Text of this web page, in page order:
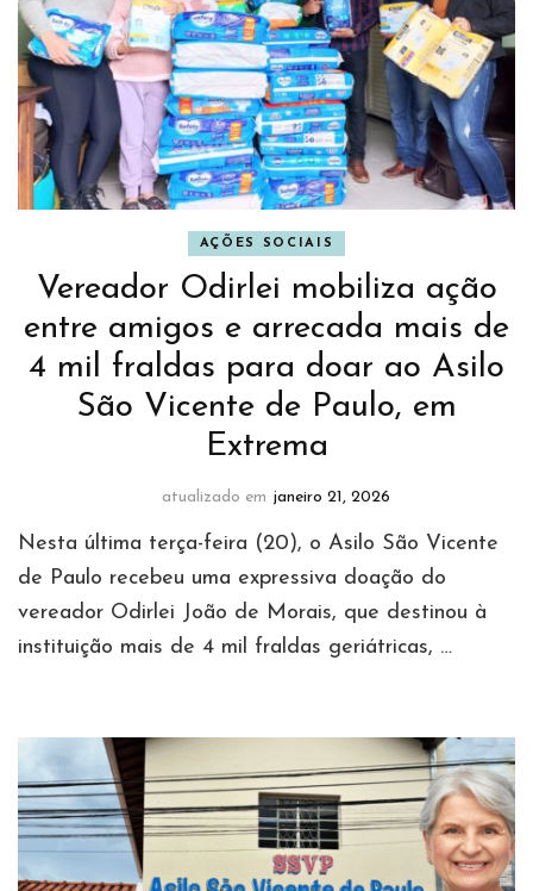
AÇÕES SOCIAIS
Vereador Odirlei mobiliza ação
entre amigos e arrecada mais de
4 mil fraldas para doar ao Asilo
São Vicente de Paulo, em
Extrema
atualizado em janeiro 21, 2026
Nesta última terça-feira (20), o Asilo São Vicente
de Paulo recebeu uma expressiva doação do
vereador Odirlei João de Morais, que destinou à
instituição mais de 4 mil fraldas geriátricas, …